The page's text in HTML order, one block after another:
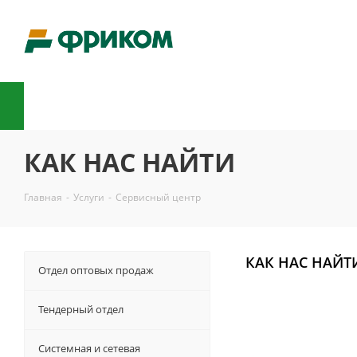
КАК НАС НАЙТИ
Главная - Услуги - Сервисный центр
КАК НАС
Отдел оптовых продаж
Тендерный отдел
Системная и сетевая